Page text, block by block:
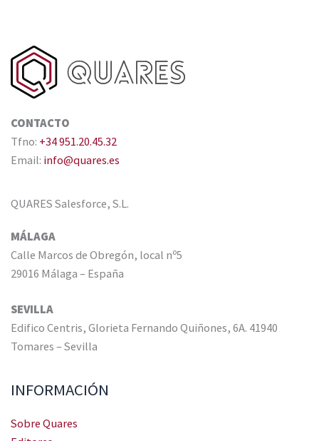
CONTACTO
Tfno: +34 951.20.45.32
Email: info@quares.es
QUARES Salesforce, S.L.
MÁLAGA
Calle Marcos de Obregón, local nº5
29016 Málaga – España
SEVILLA
Edifico Centris, Glorieta Fernando Quiñones, 6A. 41940
Tomares – Sevilla
INFORMACIÓN
Sobre Quares